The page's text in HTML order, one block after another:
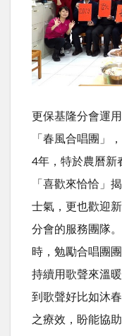
更保基隆分會運
「春風合唱團」
4年，特於農曆新
「喜歡來恰恰」
士氣，更也歡迎
分會的服務團隊
時，勉勵合唱團
持續用歌聲來溫
到歌聲好比如沐
之療效，盼能協